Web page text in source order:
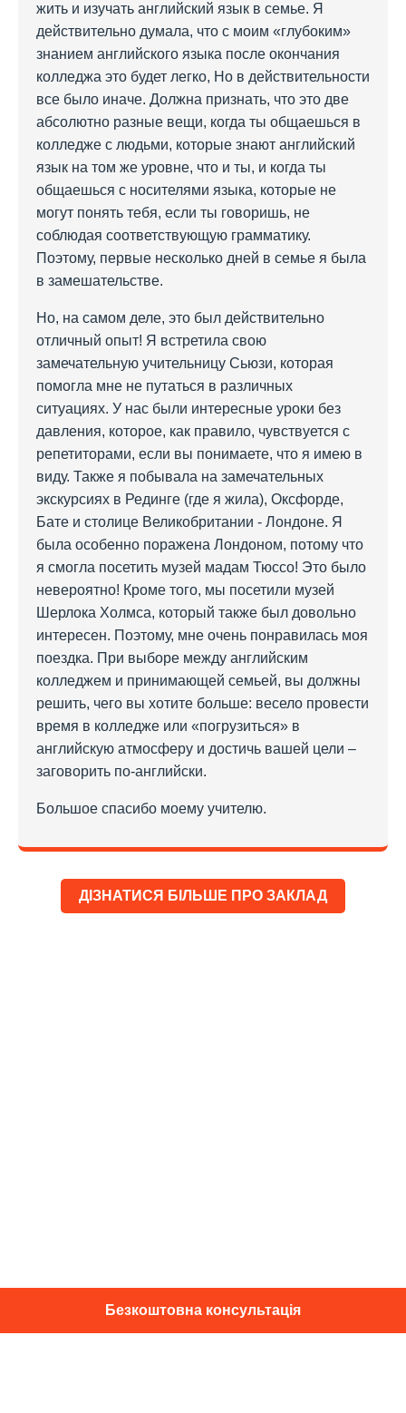
Безкоштовна консультація
жить и изучать английский язык в семье. Я
действительно думала, что с моим «глубоким»
знанием английского языка после окончания
колледжа это будет легко, Но в действительности
все было иначе. Должна признать, что это две
абсолютно разные вещи, когда ты общаешься в
колледже с людьми, которые знают английский
язык на том же уровне, что и ты, и когда ты
общаешься с носителями языка, которые не
могут понять тебя, если ты говоришь, не
соблюдая соответствующую грамматику.
Поэтому, первые несколько дней в семье я была
в замешательстве.
Но, на самом деле, это был действительно
отличный опыт! Я встретила свою
замечательную учительницу Сьюзи, которая
помогла мне не путаться в различных
ситуациях. У нас были интересные уроки без
давления, которое, как правило, чувствуется с
репетиторами, если вы понимаете, что я имею в
виду. Также я побывала на замечательных
экскурсиях в Рединге (где я жила), Оксфорде,
Бате и столице Великобритании - Лондоне. Я
была особенно поражена Лондоном, потому что
я смогла посетить музей мадам Тюссо! Это было
невероятно! Кроме того, мы посетили музей
Шерлока Холмса, который также был довольно
интересен. Поэтому, мне очень понравилась моя
поездка. При выборе между английским
колледжем и принимающей семьей, вы должны
решить, чего вы хотите больше: весело провести
время в колледже или «погрузиться» в
английскую атмосферу и достичь вашей цели –
заговорить по-английски.
Большое спасибо моему учителю.
ДІЗНАТИСЯ БІЛЬШЕ ПРО ЗАКЛАД